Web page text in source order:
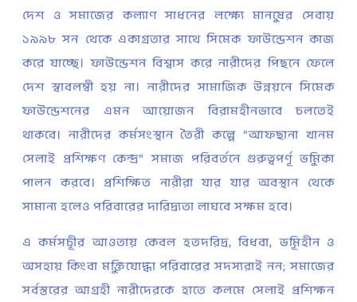
দেশ ও সমাজের কল্যাণ সাধনের লক্ষ্যে মানুষের সেবায়
১৯৯৮ সন থেকে একাগ্রতার সাথে সিমেক ফাউন্ডেশন কাজ
করে যাচ্ছে। ফাউন্ডেশন বিশ্বাস করে নারীদের পিছনে ফেলে
দেশ স্বাবলম্বী হয় না। নারীদের সামাজিক উন্নয়নে সিমেক
ফাউন্ডেশনের এমন আয়োজন বিরামহীনভাবে চলতেই
থাকবে। নারীদের কর্মসংস্থান তৈরী কল্পে “আফছানা খানম
সেলাই প্রশিক্ষণ কেন্দ্র” সমাজ পরিবর্তনে গুরুত্বপূর্ণ ভুমিকা
পালন করবে। প্রশিক্ষিত নারীরা যার যার অবস্থান থেকে
সামান্য হলেও পরিবারের দারিদ্র্যতা লাঘবে সক্ষম হবে।
এ কর্মসূচীর আওতায় কেবল হতদরিদ্র, বিধবা, ভূমিহীন ও
অসহায় কিংবা মুক্তিযোদ্ধা পরিবারের সদস্যরাই নন; সমাজের
সর্বস্তরের আগ্রহী নারীদেরকে হাতে কলমে সেলাই প্রশিক্ষন